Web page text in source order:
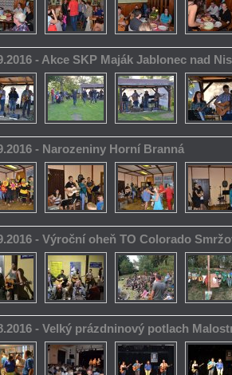
- Akce SKP Maják Jablonec nad
- Narozeniny Horní Branná
- Výroční oheň TO Colorado
- Velký prázdninový potlach